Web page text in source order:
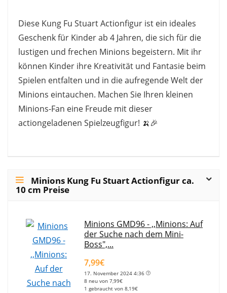
Diese Kung Fu Stuart Actionfigur ist ein ideales
Geschenk für Kinder ab 4 Jahren, die sich für die
lustigen und frechen Minions begeistern. Mit ihr
können Kinder ihre Kreativität und Fantasie beim
Spielen entfalten und in die aufregende Welt der
Minions eintauchen. Machen Sie Ihren kleinen
Minions-Fan eine Freude mit dieser
actiongeladenen Spielzeugfigur! 🍌🎉
Minions Kung Fu Stuart Actionfigur ca.
10 cm Preise
Minions GMD96 - ,,Minions: Auf
der Suche nach dem Mini-
Boss",...
7,99€
17. November 2024 4:36
8 neu von 7,99€
1 gebraucht von 8,19€